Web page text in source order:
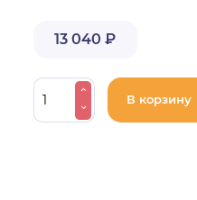
13 040 ₽
В корзину